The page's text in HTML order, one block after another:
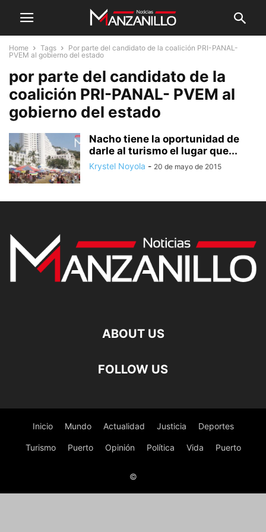
Home Tags
Por parte del candidato de la coalición PRI-PANAL-
PVEM al gobierno del estado
por parte del candidato de la
coalición PRI-PANAL- PVEM al
gobierno del estado
Nacho tiene la oportunidad de
darle al turismo el lugar que...
Krystel Noyola - 20 de mayo de 2015
ABOUT US
FOLLOW US
Inicio Mundo Actualidad Justicia Deportes
Turismo Puerto Opinión Política Vida Puerto
©